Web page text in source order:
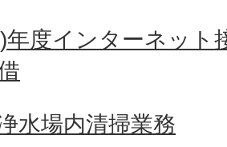
年度インターネット
水場内清掃業務